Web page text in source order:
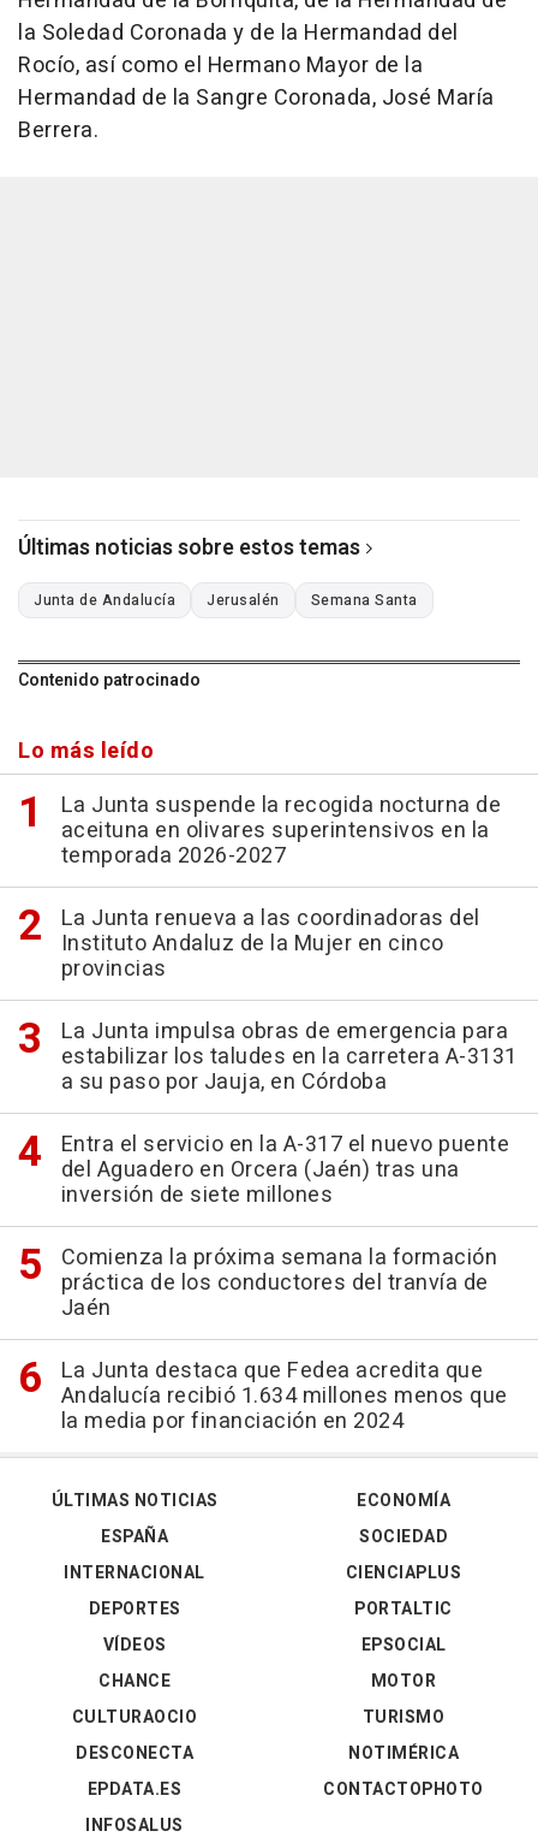
la Soledad Coronada y de la Hermandad del
Rocío, así como el Hermano Mayor de la
Hermandad de la Sangre Coronada, José María
Berrera.
Últimas noticias sobre estos temas
Junta de Andalucía Jerusalén Semana Santa
Contenido patrocinado
Lo más leído
La Junta suspende la recogida nocturna de
aceituna en olivares superintensivos en la
temporada 2026-2027
La Junta renueva a las coordinadoras del
Instituto Andaluz de la Mujer en cinco
provincias
La Junta impulsa obras de emergencia para
estabilizar los taludes en la carretera A-3131
a su paso por Jauja, en Córdoba
Entra el servicio en la A-317 el nuevo puente
del Aguadero en Orcera (Jaén) tras una
inversión de siete millones
Comienza la próxima semana la formación
práctica de los conductores del tranvía de
Jaén
La Junta destaca que Fedea acredita que
Andalucía recibió 1.634 millones menos que
la media por financiación en 2024
ÚLTIMAS NOTICIAS
ESPAÑA
INTERNACIONAL
DEPORTES
VÍDEOS
ECONOMÍA
SOCIEDAD
CIENCIAPLUS
PORTALTIC
EPSOCIAL
CHANCE
CULTURAOCIO
DESCONECTA
EPDATA.ES
INFOSALUS
MOTOR
TURISMO
NOTIMÉRICA
CONTACTOPHOTO